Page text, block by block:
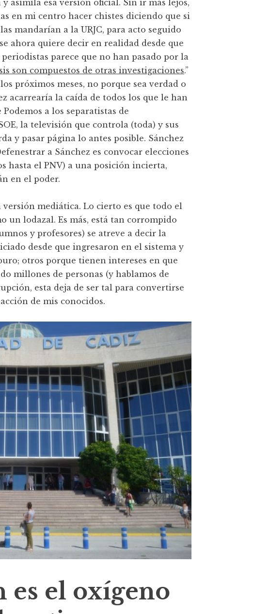
asimila esa versión oficial. Sin ir más lejos,
en mi centro hacer chistes diciendo que si
mandarían a la URJC, para acto seguido
ahora quiere decir en realidad desde que
parece que no han pasado por la
son compuestos de otras investigaciones.”
próximos meses, no porque sea verdad o
acarrearía la caída de todos los que le han
a los separatistas de
la televisión que controla (toda) y sus
y pasar página lo antes posible. Sánchez
a Sánchez es convocar elecciones
hasta el PNV) a una posición incierta,
en el poder.
mediática. Lo cierto es que todo el
un lodazal. Es más, está tan corrompido
y profesores) se atreve a decir la
desde que ingresaron en el sistema y
otros porque tienen intereses en que
millones de personas (y hablamos de
esta deja de ser tal para convertirse
de mis conocidos.
el oxígeno